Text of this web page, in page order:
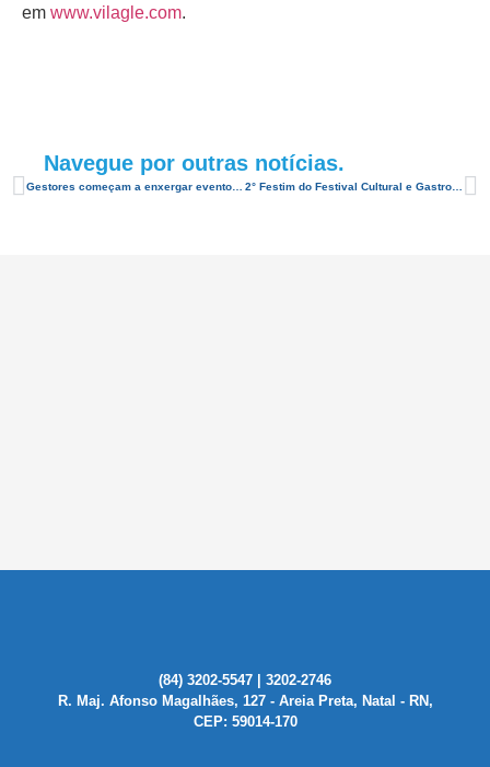
em www.vilagle.com.
Navegue por outras notícias.
Gestores começam a enxergar eventos como ferramenta de marketing 2° Festim do Festival Cultural e Gastronômico da Pipa terá novo convidado
(84) 3202-5547 | 3202-2746
R. Maj. Afonso Magalhães, 127 - Areia Preta, Natal - RN,
CEP: 59014-170